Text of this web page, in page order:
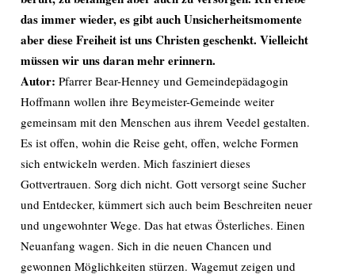
das immer wieder, es gibt auch Unsicherheitsmomente
aber diese Freiheit ist uns Christen geschenkt. Vielleicht
müssen wir uns daran mehr erinnern.
Autor: Pfarrer Bear-Henney und Gemeindepädagogin
Hoffmann wollen ihre Beymeister-Gemeinde weiter
gemeinsam mit den Menschen aus ihrem Veedel gestalten.
Es ist offen, wohin die Reise geht, offen, welche Formen
sich entwickeln werden. Mich fasziniert dieses
Gottvertrauen. Sorg dich nicht. Gott versorgt seine Sucher
und Entdecker, kümmert sich auch beim Beschreiten neuer
und ungewohnter Wege. Das hat etwas Österliches. Einen
Neuanfang wagen. Sich in die neuen Chancen und
gewonnen Möglichkeiten stürzen. Wagemut zeigen und